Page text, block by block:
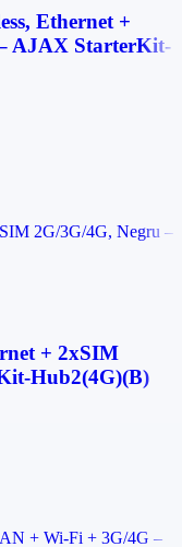
Ethernet +
AJAX StarterKit-
+ 2xSIM
Hub2(4G)(B)